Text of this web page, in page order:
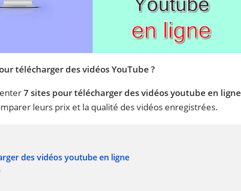
télécharger des vidéos YouTube ?
7 sites pour télécharger des vidéos youtube en ligne
leurs prix et la qualité des vidéos enregistrées.
des vidéos youtube en ligne